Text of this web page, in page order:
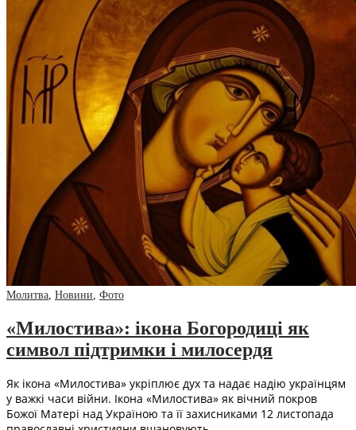
Молитва Новини Фото
«Милостива»: ікона Богородиці як
символ підтримки і милосердя
Як ікона «Милостива» укріплює дух та надає надію українцям
у важкі часи війни. Ікона «Милостива» як вічний покров
Божої Матері над Україною та її захисниками 12 листопада